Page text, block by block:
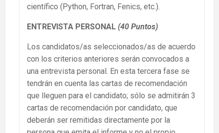
científico (Python, Fortran, Fenics, etc.).
ENTREVISTA PERSONAL (40 Puntos)
Los candidatos/as seleccionados/as de acuerdo
con los criterios anteriores serán convocados a
una entrevista personal. En esta tercera fase se
tendrán en cuenta las cartas de recomendación
que lleguen para el candidato; sólo se admitirán 3
cartas de recomendación por candidato, que
deberán ser remitidas directamente por la